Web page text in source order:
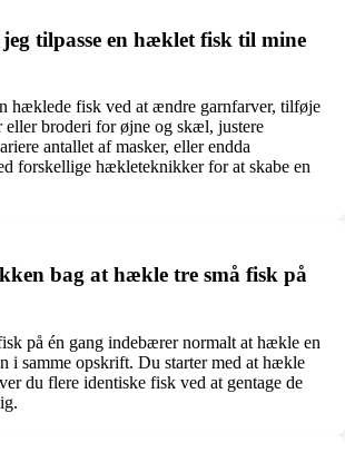
tilpasse en hæklet fisk til mine
hæklede fisk ved at ændre garnfarver, tilføje
eller broderi for øjne og skæl, justere
antallet af masker, eller endda
forskellige hækleteknikker for at skabe en
bag at hækle tre små fisk på
på én gang indebærer normalt at hækle en
i samme opskrift. Du starter med at hækle
du flere identiske fisk ved at gentage de